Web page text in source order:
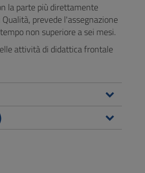
la parte più direttamente
prevede l'assegnazione
non superiore a sei mesi.
attività di didattica frontale